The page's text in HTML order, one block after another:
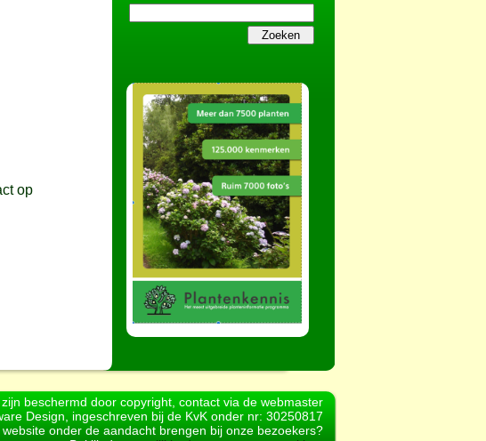
op
beschermd door copyright, contact via de webmaster
Design, ingeschreven bij de KvK onder nr: 30250817
onder de aandacht brengen bij onze bezoekers?